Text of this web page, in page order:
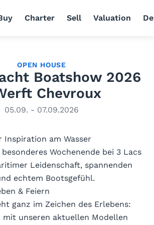
Charter Sell Valuation
OPEN HOUSE
Boatshow 2026
Chevroux
05.09. - 07.09.2026
Inspiration am Wasser
Wochenende bei 3 Lacs
Leidenschaft, spannenden
echtem Bootsgefühl.
& Feiern
ganz im Zeichen des Erlebens:
mit unseren aktuellen Modellen